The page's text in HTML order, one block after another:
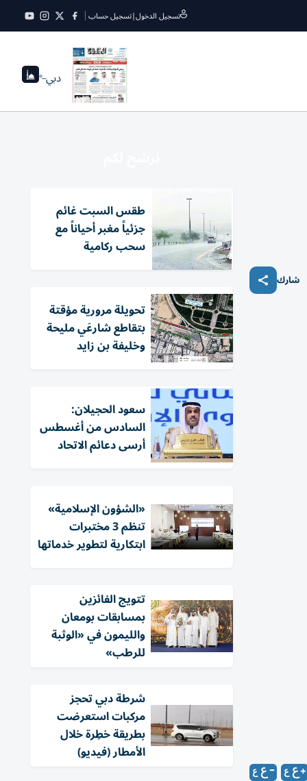
تسجيل الدخول|تسجيل حساب
دبي--°
شارك
طقس السبت غائم
جزئياً مغبر أحياناً مع
سحب ركامية
تحويلة مرورية مؤقتة
بتقاطع شارعَي مليحة
وخليفة بن زايد
سعود الحجيلان:
السادس من أغسطس
أرسى دعائم الاتحاد
«الشؤون الإسلامية»
تنظم 3 مختبرات
ابتكارية لتطوير خدماتها
تتويج الفائزين
بمسابقات بومعان
والليمون في «الوثبة
للرطب»
شرطة دبي تحجز
مركبات استعرضت
بطريقة خطِرة خلال
الأمطار (فيديو)